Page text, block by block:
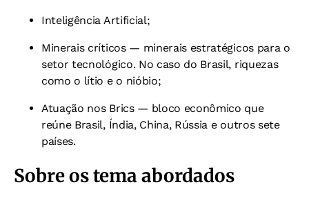
Inteligência Artificial;
Minerais críticos — minerais estratégicos para o
setor tecnológico. No caso do Brasil, riquezas
como o lítio e o nióbio;
Atuação nos Brics — bloco econômico que
reúne Brasil, Índia, China, Rússia e outros sete
países.
Sobre os tema abordados